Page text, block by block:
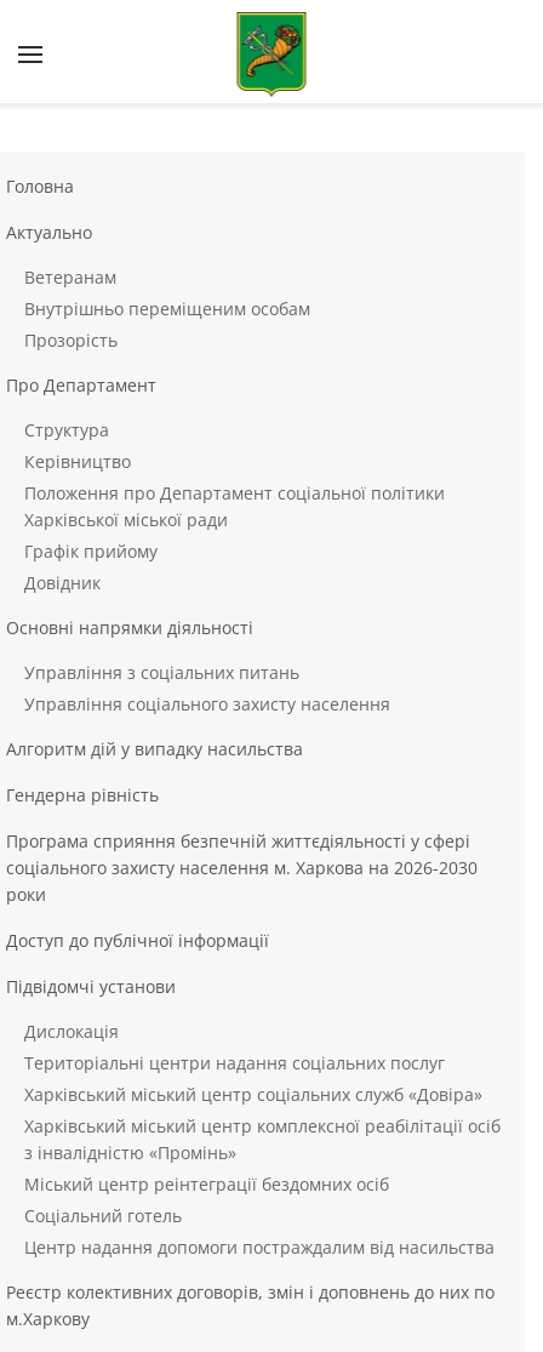
Skip to main content
Головна
Актуально
Ветеранам
Внутрішньо переміщеним особам
Прозорість
Про Департамент
Структура
Керівництво
Положення про Департамент соціальної політики
Харківської міської ради
Графік прийому
Довідник
Основні напрямки діяльності
Управління з соціальних питань
Управління соціального захисту населення
Алгоритм дій у випадку насильства
Гендерна рівність
Програма сприяння безпечній життєдіяльності у сфері
соціального захисту населення м. Харкова на 2026-2030
роки
Доступ до публічної інформації
Підвідомчі установи
Дислокація
Територіальні центри надання соціальних послуг
Харківський міський центр соціальних служб «Довіра»
Харківський міський центр комплексної реабілітації осіб
з інвалідністю «Промінь»
Міський центр реінтеграції бездомних осіб
Соціальний готель
Центр надання допомоги постраждалим від насильства
Реєстр колективних договорів, змін і доповнень до них по
м.Харкову